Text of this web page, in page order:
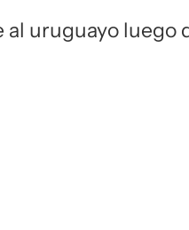
uruguayo luego